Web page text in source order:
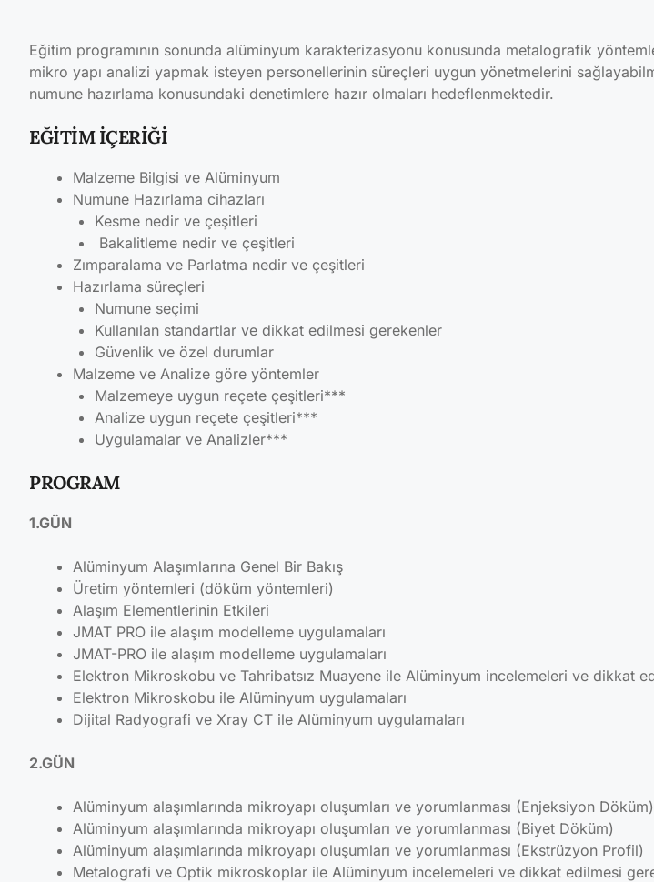
Eğitim programının sonunda alüminyum karakterizasyonu konusunda metalografik
mikro yapı analizi yapmak isteyen personellerinin süreçleri uygun yönetmelerini
numune hazırlama konusundaki denetimlere hazır olmaları hedeflenmektedir.
EĞİTİM İÇERİĞİ
Malzeme Bilgisi ve Alüminyum
Numune Hazırlama cihazları
Kesme nedir ve çeşitleri
Bakalitleme nedir ve çeşitleri
Zımparalama ve Parlatma nedir ve çeşitleri
Hazırlama süreçleri
Numune seçimi
Kullanılan standartlar ve dikkat edilmesi gerekenler
Güvenlik ve özel durumlar
Malzeme ve Analize göre yöntemler
Malzemeye uygun reçete çeşitleri***
Analize uygun reçete çeşitleri***
Uygulamalar ve Analizler***
PROGRAM
1.GÜN
Alüminyum Alaşımlarına Genel Bir Bakış
Üretim yöntemleri (döküm yöntemleri)
Alaşım Elementlerinin Etkileri
JMAT PRO ile alaşım modelleme uygulamaları
JMAT-PRO ile alaşım modelleme uygulamaları
Elektron Mikroskobu ve Tahribatsız Muayene ile Alüminyum incelemeleri ve dikkat
Elektron Mikroskobu ile Alüminyum uygulamaları
Dijital Radyografi ve Xray CT ile Alüminyum uygulamaları
2.GÜN
Alüminyum alaşımlarında mikroyapı oluşumları ve yorumlanması (Enjeksiyon Döküm)
Alüminyum alaşımlarında mikroyapı oluşumları ve yorumlanması (Biyet Döküm)
Alüminyum alaşımlarında mikroyapı oluşumları ve yorumlanması (Ekstrüzyon Profil)
Metalografi ve Optik mikroskoplar ile Alüminyum incelemeleri ve dikkat edilmesi